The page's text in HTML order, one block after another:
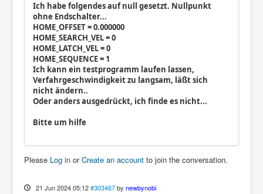
Ich habe folgendes auf null gesetzt. Nullpunkt
ohne Endschalter...
HOME_OFFSET = 0.000000
HOME_SEARCH_VEL = 0
HOME_LATCH_VEL = 0
HOME_SEQUENCE = 1
Ich kann ein testprogramm laufen lassen,
Verfahrgeschwindigkeit zu langsam, läßt sich
nicht ändern..
Oder anders ausgedrückt, ich finde es nicht...
Bitte um hilfe
Please Log in orCreate an account to join the conversation.
21 Jun 2024 05:12 #303467 by newbynobi